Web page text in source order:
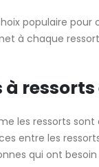
populaire
à chaque
ressorts
les ressorts
entre les
qui ont